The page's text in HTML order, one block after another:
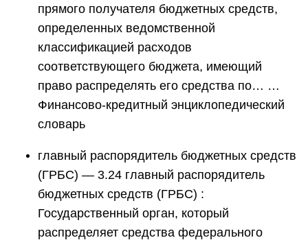
прямого получателя бюджетных средств,
определенных ведомственной
классификацией расходов
соответствующего бюджета, имеющий
право распределять его средства по… …
Финансово-кредитный энциклопедический
словарь
главный распорядитель бюджетных средств
(ГРБС) — 3.24 главный распорядитель
бюджетных средств (ГРБС) :
Государственный орган, который
распределяет средства федерального